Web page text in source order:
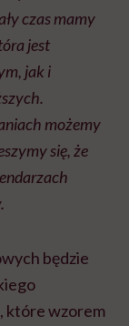
czas mamy
jest
jak i
możemy
się, że
będzie
które wzorem